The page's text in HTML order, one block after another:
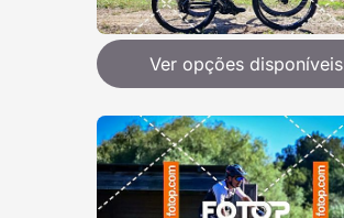
Ver opções disponíveis